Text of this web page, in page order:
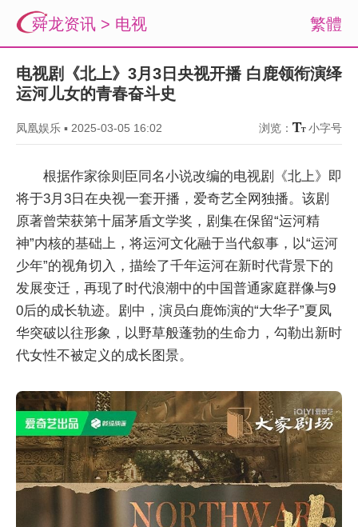
繁體
舜龙资讯 > 电视
电视剧《北上》3月3日央视开播 白鹿领衔演绎
运河儿女的青春奋斗史
凤凰娱乐 ▪ 2025-03-05 16:02 浏览： 小字号
根据作家徐则臣同名小说改编的电视剧《北上》即
将于3月3日在央视一套开播，爱奇艺全网独播。该剧
原著曾荣获第十届茅盾文学奖，剧集在保留“运河精
神”内核的基础上，将运河文化融于当代叙事，以“运河
少年”的视角切入，描绘了千年运河在新时代背景下的
发展变迁，再现了时代浪潮中的中国普通家庭群像与9
0后的成长轨迹。剧中，演员白鹿饰演的“大华子”夏凤
华突破以往形象，以野草般蓬勃的生命力，勾勒出新时
代女性不被定义的成长图景。